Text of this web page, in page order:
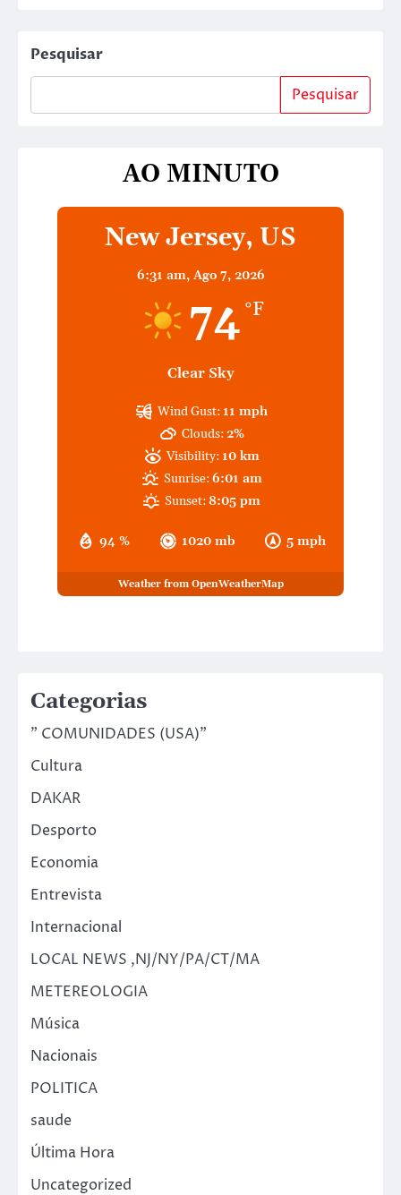
Pesquisar
Pesquisar
AO MINUTO
New Jersey, US
6:31 am, Ago 7, 2026
74 °F
Clear Sky
94 % 1020 mb 5 mph
Wind Gust: 11 mph
Clouds:2%
Visibility: 10 km
Sunrise:6:01 am
Sunset:8:05 pm
Weather from OpenWeatherMap
Categorias
" COMUNIDADES (USA)"
Cultura
DAKAR
Desporto
Economia
Entrevista
Internacional
LOCAL NEWS ,NJ/NY/PA/CT/MA
METEREOLOGIA
Música
Nacionais
POLITICA
saude
Última Hora
Uncategorized